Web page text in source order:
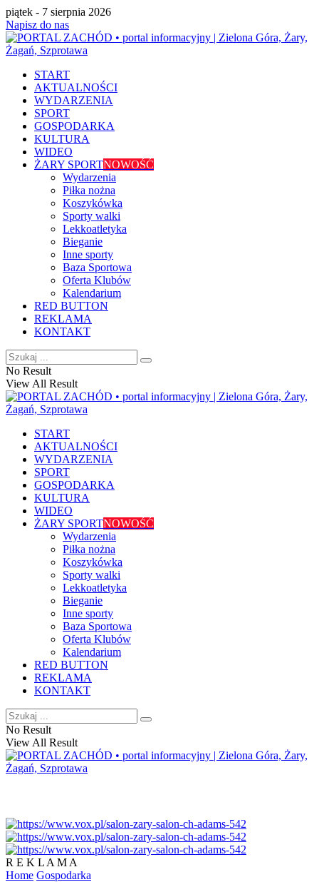
piątek - 7 sierpnia 2026
Napisz do nas
START
AKTUALNOŚCI
WYDARZENIA
SPORT
GOSPODARKA
KULTURA
WIDEO
ŻARY SPORTNOWOŚĆ
Wydarzenia
Piłka nożna
Koszykówka
Sporty walki
Lekkoatletyka
Bieganie
Inne sporty
Baza Sportowa
Oferta Klubów
Kalendarium
RED BUTTON
REKLAMA
KONTAKT
No Result
View All Result
START
AKTUALNOŚCI
WYDARZENIA
SPORT
GOSPODARKA
KULTURA
WIDEO
ŻARY SPORTNOWOŚĆ
Wydarzenia
Piłka nożna
Koszykówka
Sporty walki
Lekkoatletyka
Bieganie
Inne sporty
Baza Sportowa
Oferta Klubów
Kalendarium
RED BUTTON
REKLAMA
KONTAKT
No Result
View All Result
R E K L A M A
Home Gospodarka